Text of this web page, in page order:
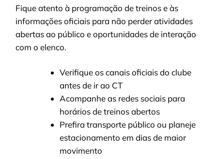
Fique atento à programação de treinos e às
informações oficiais para não perder atividades
abertas ao público e oportunidades de interação
com o elenco.
Verifique os canais oficiais do clube
antes de ir ao CT
Acompanhe as redes sociais para
horários de treinos abertos
Prefira transporte público ou planeje
estacionamento em dias de maior
movimento